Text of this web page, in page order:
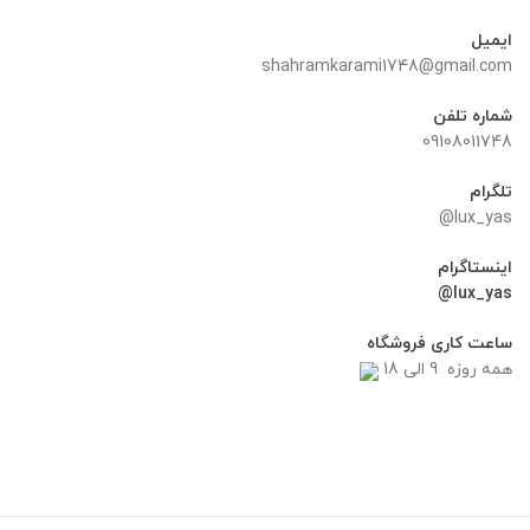
ایمیل
shahramkarami1748@gmail.com
شماره تلفن
09108011748
تلگرام
lux_yas@
اینستاگرام
lux_yas@
ساعت کاری فروشگاه
همه روزه 9 الی 18